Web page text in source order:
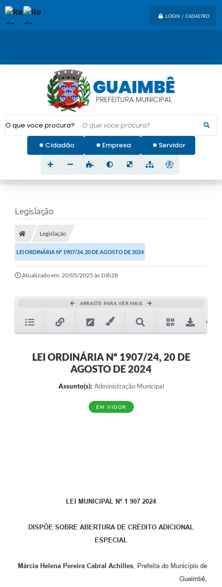
LOGIN / CADASTRO
O que voce procura?
Cidadão Empresa Servidor
Legislação
Legislação
LEI ORDINÁRIA Nº 1907/24, 20 DE AGOSTO DE 2024
Atualizado em: 20/05/2025 às 10h28
ARRASTE PARA VER MAIS
LEI ORDINÁRIA Nº 1907/24, 20 DE
AGOSTO DE 2024
Assunto(s): Administração Municipal
EM VIGOR
LEI MUNICIPAL Nº 1 907 2024
DISPÕE SOBRE ABERTURA DE CRÉDITO ADICIONAL
ESPECIAL
Márcia Helena Pereira Cabral Achilles , Prefeita do Município de
Guaimbê,